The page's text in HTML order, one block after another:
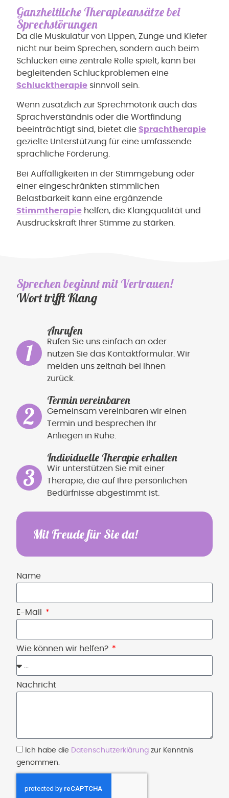
Ganzheitliche Therapieansätze bei
Sprechstörungen
Da die Muskulatur von Lippen, Zunge und Kiefer
nicht nur beim Sprechen, sondern auch beim
Schlucken eine zentrale Rolle spielt, kann bei
begleitenden Schluckproblemen eine
Schlucktherapie sinnvoll sein.
Wenn zusätzlich zur Sprechmotorik auch das
Sprachverständnis oder die Wortfindung
beeinträchtigt sind, bietet die Sprachtherapie
gezielte Unterstützung für eine umfassende
sprachliche Förderung.
Bei Auffälligkeiten in der Stimmgebung oder
einer eingeschränkten stimmlichen
Belastbarkeit kann eine ergänzende
Stimmtherapie helfen, die Klangqualität und
Ausdruckskraft Ihrer Stimme zu stärken.
Sprechen beginnt mit Vertrauen!
Wort trifft Klang
Anrufen
Rufen Sie uns einfach an oder
nutzen Sie das Kontaktformular. Wir
melden uns zeitnah bei Ihnen
zurück.
Termin vereinbaren
Gemeinsam vereinbaren wir einen
Termin und besprechen Ihr
Anliegen in Ruhe.
Individuelle Therapie erhalten
Wir unterstützen Sie mit einer
Therapie, die auf Ihre persönlichen
Bedürfnisse abgestimmt ist.
Mit Freude für Sie da!
Name
E-Mail
Wie können wir helfen?
Nachricht
Ich habe die Datenschutzerklärung zur Kenntnis
genommen.